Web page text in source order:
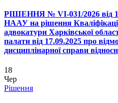
РІШЕННЯ № VІ-031/2026 від
НААУ на рішення
адвокатури Харківської
палати від 17.09.2025 про
дисциплінарної справи
18
Чер
Рішення